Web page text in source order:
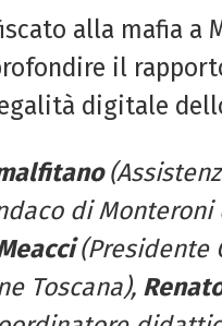
alla mafia a
il
digitale dello
di Monteroni
(Presidente
Toscana),